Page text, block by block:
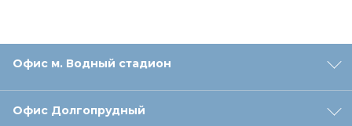
Офис м. Водный стадион
Офис Долгопрудный